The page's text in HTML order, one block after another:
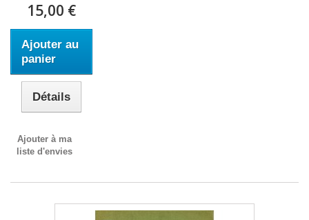
15,00 €
Ajouter au
panier
Détails
Ajouter à ma
liste d'envies